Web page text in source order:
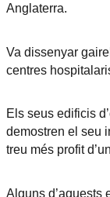
Anglaterra.
Va dissenyar
centres
Els seus edificis
demostren el seu
treu més profit
Alguns d’aquests